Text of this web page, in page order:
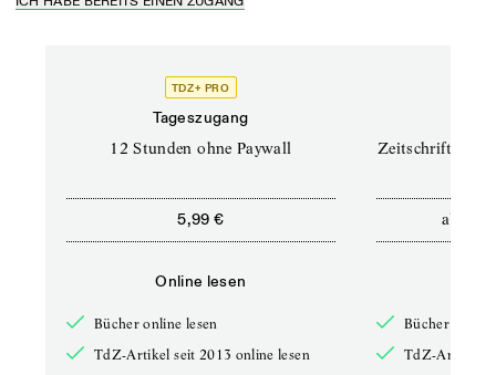
TDZ+ PRO
Tageszugang
12 Stunden ohne Paywall
5,99 €
Online lesen
Bücher online lesen
TdZ-Artikel seit 2013 online lesen
Zeitschriften
ab
Bücher online
TdZ-Artikel